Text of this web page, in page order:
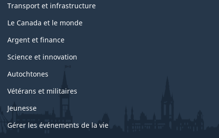
Transport et infrastructure
Le Canada et le monde
Argent et finance
Science et innovation
Autochtones
Vétérans et militaires
Jeunesse
Gérer les événements de la vie